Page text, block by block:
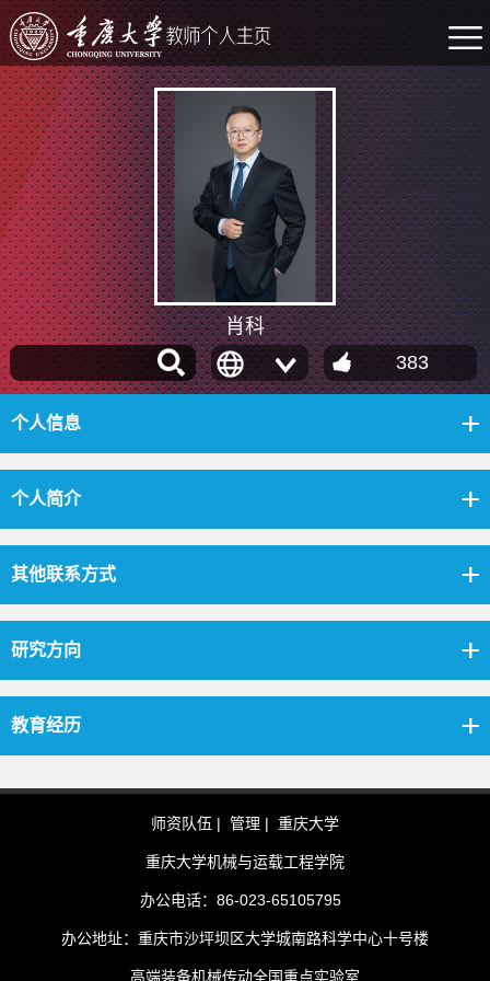
肖科
383
个人信息
个人简介
其他联系方式
研究方向
教育经历
师资队伍 | 管理 | 重庆大学
重庆大学机械与运载工程学院
办公电话：86-023-65105795
办公地址：重庆市沙坪坝区大学城南路科学中心十号楼
高端装备机械传动全国重点实验室